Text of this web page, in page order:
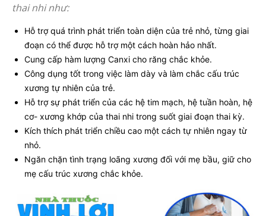
thai nhi như:
Hỗ trợ quá trình phát triển toàn diện của trẻ nhỏ, từng giai
đoạn có thể được hỗ trợ một cách hoàn hảo nhất.
Cung cấp hàm lượng Canxi cho răng chắc khỏe.
Công dụng tốt trong việc làm dày và làm chắc cấu trúc
xương tự nhiên của trẻ.
Hỗ trợ sự phát triển của các hệ tim mạch, hệ tuần hoàn, hệ
cơ- xương khớp của thai nhi trong suốt giai đoạn thai kỳ.
Kích thích phát triển chiều cao một cách tự nhiên ngay từ
nhỏ.
Ngăn chặn tình trạng loãng xương đối với mẹ bầu, giữ cho
mẹ cấu trúc xương chắc khỏe.